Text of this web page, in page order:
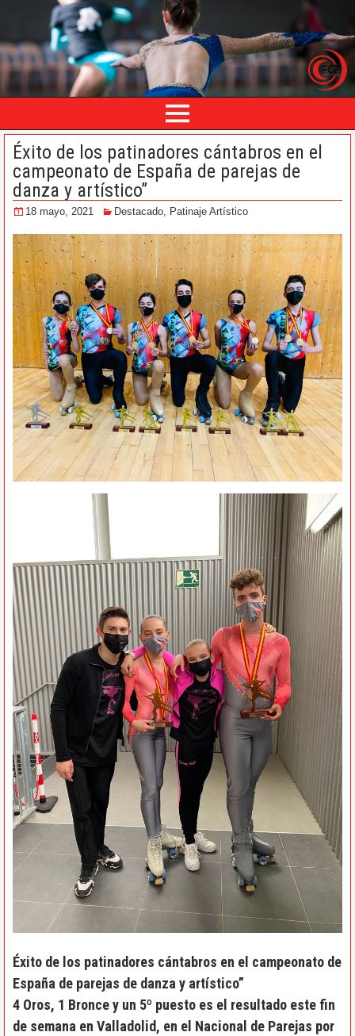
Éxito de los patinadores cántabros en el
campeonato de España de parejas de
danza y artístico”
18 mayo, 2021 Destacado Patinaje Artístico
Éxito de los patinadores cántabros en el campeonato de
España de parejas de danza y artístico”
4 Oros, 1 Bronce y un 5º puesto es el resultado este fin
de semana en Valladolid, en el Nacional de Parejas por